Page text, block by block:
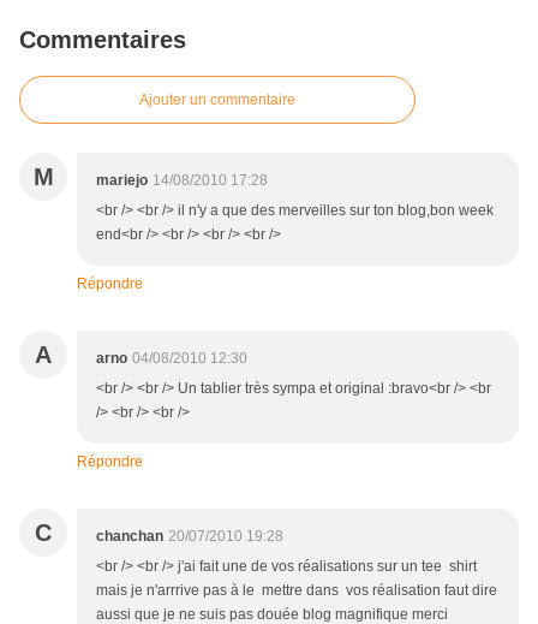
Commentaires
Ajouter un commentaire
M mariejo 14/08/2010 17:28
<br /> <br /> il n'y a que des merveilles sur ton blog,bon week
end<br /> <br /> <br /> <br />
Répondre
A arno 04/08/2010 12:30
<br /> <br /> Un tablier très sympa et original :bravo<br /> <br
/> <br /> <br />
Répondre
C chanchan 20/07/2010 19:28
<br /> <br /> j'ai fait une de vos réalisations sur un tee shirt
mais je n'arrrive pas à le mettre dans vos réalisation faut dire
aussi que je ne suis pas douée blog magnifique merci